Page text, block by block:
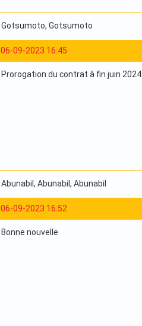
Gotsumoto, Gotsumoto
06-09-2023 16:45
Prorogation du contrat à fin juin 2024.
Abunabil, Abunabil, Abunabil
06-09-2023 16:52
Bonne nouvelle